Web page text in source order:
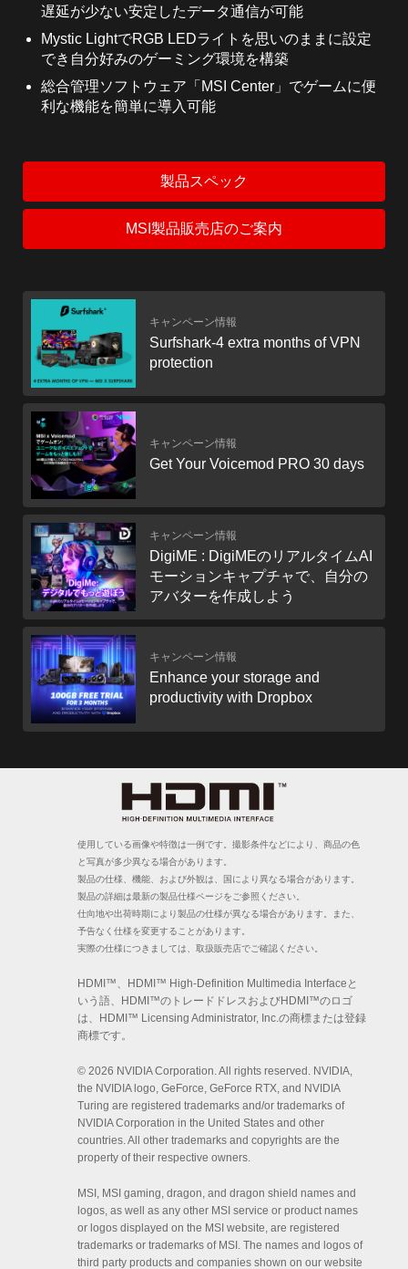
でき自分好みのゲーミング環境を構築
総合管理ソフトウェア「MSI Center」でゲームに便
利な機能を簡単に導入可能
MSI製品販売店のご案内
Surfshark-4 extra months of VPN
キャンペーン情報
DigiME : DigiMEのリアルタイムAI
モーションキャプチャで、自分の
アバターを作成しよう
キャンペーン情報
Enhance your storage and
productivity with Dropbox
使用している画像や特徴は一例です。撮影条件などにより、商品の色
と写真が多少異なる場合があります。
製品の詳細は最新の製品仕様ページをご参照ください。
仕向地や出荷時期により製品の仕様が異なる場合があります。また、
予告なく仕様を変更することがあります。
実際の仕様につきましては、取扱販売店でご確認ください。
HDMI™、HDMI™ High-Definition Multimedia Interfaceと
いう語、HDMI™のトレードドレスおよびHDMI™のロゴ
商標です。
© 2026 NVIDIA Corporation. All rights reserved. NVIDIA,
the NVIDIA logo, GeForce, GeForce RTX, and NVIDIA
NVIDIA Corporation in the United States and other
countries. All other trademarks and copyrights are the
property of their respective owners.
MSI, MSI gaming, dragon, and dragon shield names and
logos, as well as any other MSI service or product names
trademarks or trademarks of MSI. The names and logos of
third party products and companies shown on our website
and used in the materials are the property of their
respective owners and may also be trademarks. MSI
trademarks and copyrighted materials may be used only